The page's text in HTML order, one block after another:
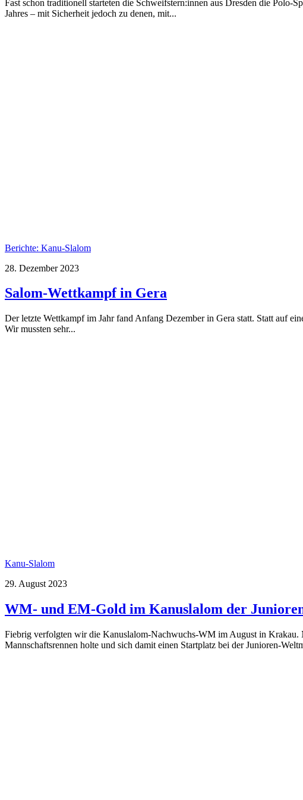
Fast schon traditionell starteten die Schweifstern:innen aus Dresden die Polo-
Jahres – mit Sicherheit jedoch zu denen, mit...
Berichte: Kanu-Slalom
28. Dezember 2023
Salom-Wettkampf in Gera
Der letzte Wettkampf im Jahr fand Anfang Dezember in Gera statt. Statt auf
Wir mussten sehr...
Kanu-Slalom
29. August 2023
WM- und EM-Gold im Kanuslalom der
Fiebrig verfolgten wir die Kanuslalom-Nachwuchs-WM im August in Krakau.
Mannschaftsrennen holte und sich damit einen Startplatz bei der Junioren-